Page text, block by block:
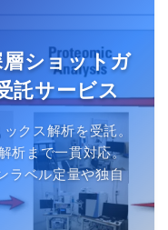
ショットガ
託サービス
クス解析を受託。
析まで一貫対応。
ラベル定量や独自